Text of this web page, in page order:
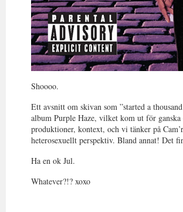
Shoooo.
Ett avsnitt om skivan som ”started a
album Purple Haze, vilket kom ut för
produktioner, kontext, och vi tänker på
heterosexuellt perspektiv. Bland annat! Det
Ha en ok Jul.
Whatever?!? xoxo